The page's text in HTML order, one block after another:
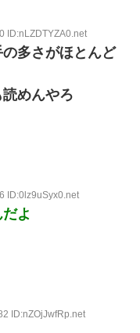
ID:nLZDTYZA0.net
多さがほとんど
めんやろ
ID:0lz9uSyx0.net
よ
ID:nZOjJwfRp.net